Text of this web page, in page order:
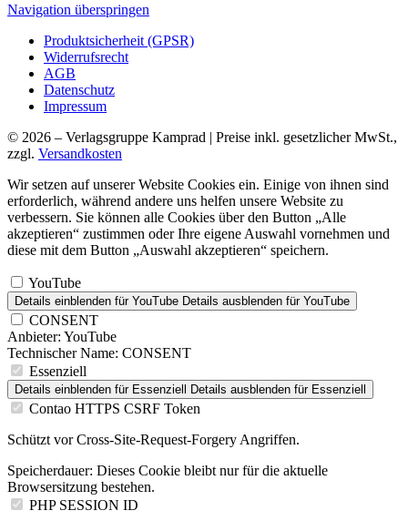
Navigation überspringen
Produktsicherheit (GPSR)
Widerrufsrecht
AGB
Datenschutz
Impressum
© 2026 – Verlagsgruppe Kamprad | Preise inkl. gesetzlicher MwSt.,
zzgl. Versandkosten
Wir setzen auf unserer Website Cookies ein. Einige von ihnen sind
erforderlich, während andere uns helfen unsere Website zu
verbessern. Sie können alle Cookies über den Button „Alle
akzeptieren“ zustimmen oder Ihre eigene Auswahl vornehmen und
diese mit dem Button „Auswahl akzeptieren“ speichern.
YouTube
Details einblenden für YouTube Details ausblenden für YouTube
CONSENT
Anbieter: YouTube
Technischer Name: CONSENT
Essenziell
Details einblenden für Essenziell Details ausblenden für Essenziell
Contao HTTPS CSRF Token
Schützt vor Cross-Site-Request-Forgery Angriffen.
Speicherdauer: Dieses Cookie bleibt nur für die aktuelle
Browsersitzung bestehen.
PHP SESSION ID